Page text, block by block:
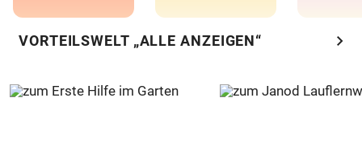
VORTEILSWELT „ALLE ANZEIGEN“ chevron_right